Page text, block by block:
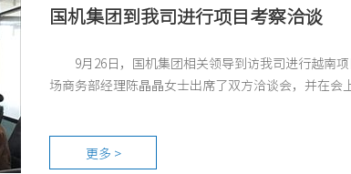
国机集团到我司进行项目考察洽谈
9月26日，国机集团相关领导到访我司进行越南
场商务部经理陈晶晶女士出席了双方洽谈会，并在会
更多 >